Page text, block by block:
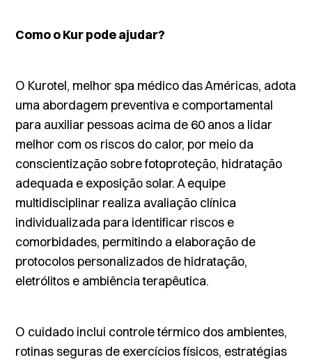
Como o Kur pode ajudar?
O Kurotel, melhor spa médico das Américas, adota
uma abordagem preventiva e comportamental
para auxiliar pessoas acima de 60 anos a lidar
melhor com os riscos do calor, por meio da
conscientização sobre fotoproteção, hidratação
adequada e exposição solar. A equipe
multidisciplinar realiza avaliação clínica
individualizada para identificar riscos e
comorbidades, permitindo a elaboração de
protocolos personalizados de hidratação,
eletrólitos e ambiência terapêutica.
O cuidado inclui controle térmico dos ambientes,
rotinas seguras de exercícios físicos, estratégias